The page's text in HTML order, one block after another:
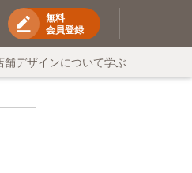
無料
会員登録
舗デザインについて学ぶ